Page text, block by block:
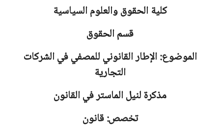
كلية الحقوق والعلوم السياسية
قسم الحقوق
الموضوع: الإطار القانوني للمصفي في الشركات
التجارية
مذكرة لنيل الماستر في القانون
تخصص: قانون